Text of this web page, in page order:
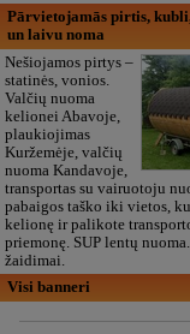
Pārvietojamās pirtis,
un laivu noma
Nešiojamos pirtys –
statinės, vonios.
Valčių nuoma
kelionei Abavoje,
plaukiojimas
Kuržemėje, valčių
nuoma Kandavoje,
transportas su vairuotoju
pabaigos taško iki vietos,
kelionę ir palikote
priemonę. SUP lentų
žaidimai.
Visi banneri